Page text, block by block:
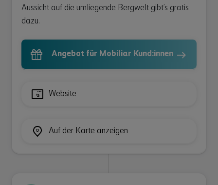
Aussicht auf die umliegende Bergwelt gibt’s gratis
dazu.
Angebot für Mobiliar Kund:innen
Website
Auf der Karte anzeigen